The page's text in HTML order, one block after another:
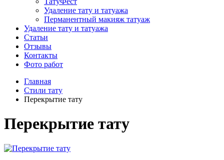
Удаление тату и татуажа
Перманентный макияж татуаж
Удаление тату и татуажа
Статьи
Отзывы
Контакты
Фото работ
Главная
Стили тату
Перекрытие тату
Перекрытие тату